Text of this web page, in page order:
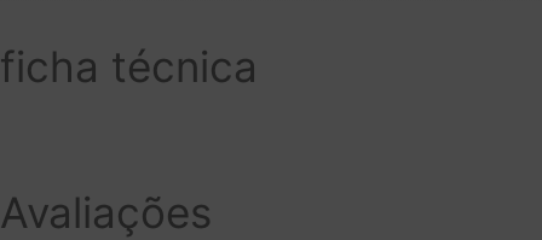
ficha técnica
Avaliações